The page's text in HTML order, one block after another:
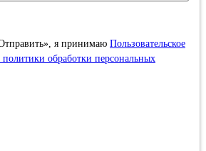
я принимаю Пользовательское
политики обработки персональных